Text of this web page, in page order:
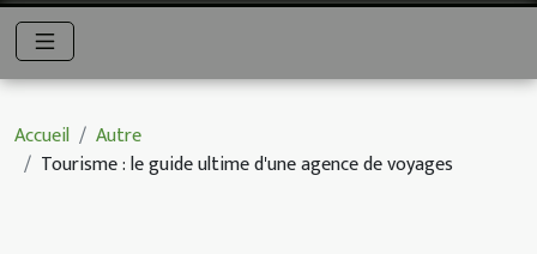
Accueil
Autre
Tourisme : le guide ultime d'une agence de voyages